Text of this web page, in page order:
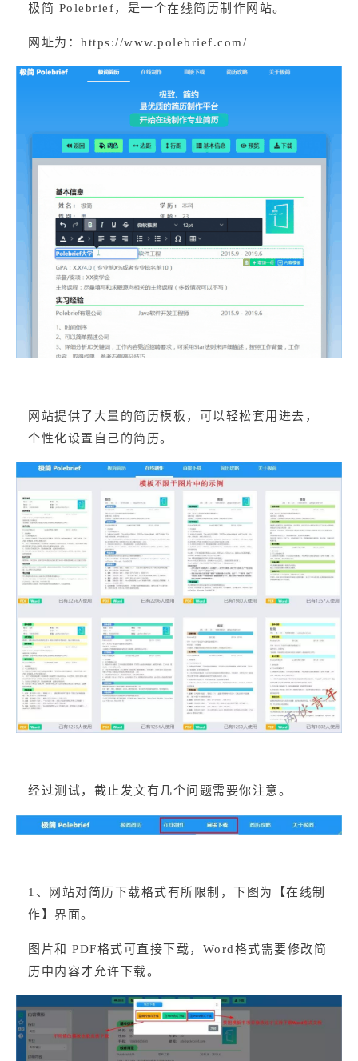
极简 Polebrief，是一个在线简历制作网站。
网址为： https://www.polebrief.com/
网站提供了大量的简历模板，可以轻松套用进去，
个性化设置自己的简历。
经过测试，截止发文有几个问题需要你注意。
1、网站对简历下载格式有所限制，下图为【在线制
作】界面。
图片和 PDF格式可直接下载，Word格式需要修改简
历中内容才允许下载。